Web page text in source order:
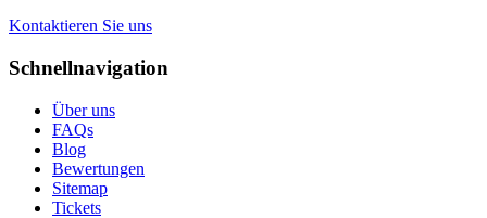
Kontaktieren Sie uns
Schnellnavigation
Über uns
FAQs
Blog
Bewertungen
Sitemap
Tickets